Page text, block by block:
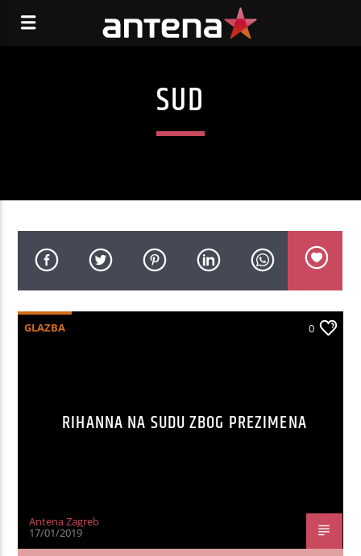
SUD
GLAZBA 0
RIHANNA NA SUDU ZBOG PREZIMENA
Antena Zagreb
17/01/2019